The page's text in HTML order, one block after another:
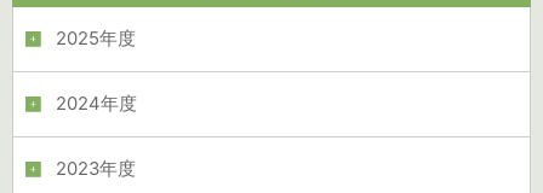
2025年度
2024年度
2023年度